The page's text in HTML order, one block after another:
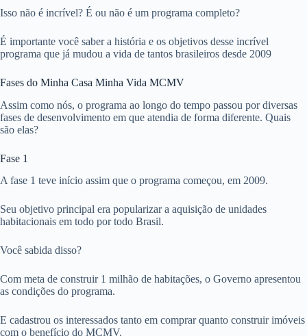
Isso não é incrível? É ou não é um programa completo?
É importante você saber a história e os objetivos desse incrível
programa que já mudou a vida de tantos brasileiros desde 2009
Fases do Minha Casa Minha Vida MCMV
Assim como nós, o programa ao longo do tempo passou por diversas
fases de desenvolvimento em que atendia de forma diferente. Quais
são elas?
Fase 1
A fase 1 teve início assim que o programa começou, em 2009.
Seu objetivo principal era popularizar a aquisição de unidades
habitacionais em todo por todo Brasil.
Você sabida disso?
Com meta de construir 1 milhão de habitações, o Governo apresentou
as condições do programa.
E cadastrou os interessados tanto em comprar quanto construir imóveis
com o benefício do MCMV.